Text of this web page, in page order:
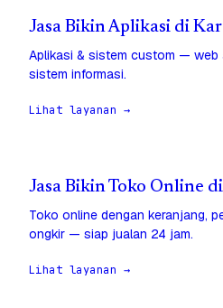
Jasa Bikin Aplikasi di
Aplikasi & sistem custom — web
sistem informasi.
Lihat layanan →
Jasa Bikin Toko Online
Toko online dengan keranjang,
ongkir — siap jualan 24 jam.
Lihat layanan →